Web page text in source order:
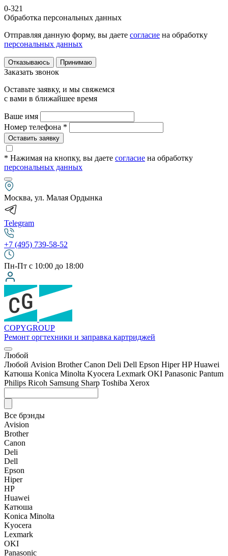
0-321
Обработка персональных данных
Отправляя данную форму, вы даете согласие на обработку
персональных данных
Отказываюсь Принимаю
Заказать звонок
Оставьте заявку, и мы свяжемся
с вами в ближайшее время
Ваше имя
Номер телефона *
Оставить заявку
* Нажимая на кнопку, вы даете согласие на обработку
персональных данных
Москва, ул. Малая Ордынка
Telegram
+7 (495) 739-58-52
Пн-Пт с 10:00 до 18:00
COPYGROUP
Ремонт оргтехники и заправка картриджей
Любой
Любой Avision Brother Canon Deli Dell Epson Hiper HP Huawei
Катюша Konica Minolta Kyocera Lexmark OKI Panasonic Pantum
Philips Ricoh Samsung Sharp Toshiba Xerox
Все брэнды
Avision
Brother
Canon
Deli
Dell
Epson
Hiper
HP
Huawei
Катюша
Konica Minolta
Kyocera
Lexmark
OKI
Panasonic